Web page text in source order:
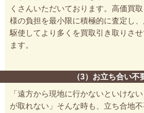
くさんいただいております。高価買
様の負担を最小限に積極的に査定し
駆使してより多くを買取引き取りさ
ます。
（3）お立ち合い不
「遠方から現地に行かないといけな
が取れない」そんな時も、立ち合地